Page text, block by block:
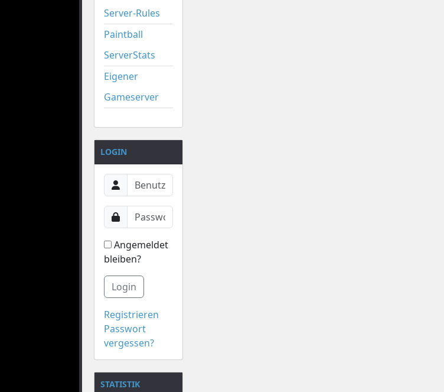
Server-Rules
Paintball
ServerStats
Eigener
Gameserver
LOGIN
Angemeldet
bleiben?
Login
Registrieren
Passwort
vergessen?
STATISTIK